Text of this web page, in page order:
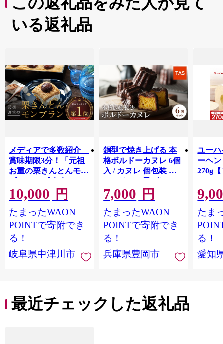
いる返礼品
メディアで多数紹介
賞味期限3分！「元祖
お重の栗きんとんモン
ブラン」 【未来のご
褒美】スイーツ 栗 モ
ンブラン くりきんと
ん デザート ご褒美 お
取り寄せ くり お菓子
10,000 円
たまったWAON
POINTで寄附でき
る！
岐阜県中津川市
銅型で焼き上げる 本
格ボルドーカヌレ 6個
入 / カヌレ 個包装 外
はカリッと香ばしい
中はもっちり ラム酒
バニラ お取り寄せ ス
イーツ 焼き菓子 詰め
合わせ ホワイトデー
お返し 冷凍 手作り 化
粧箱入り ギフト TAS
BAKE
7,000 円
たまったWAON
POINTで寄附でき
る！
兵庫県豊岡市
ユーハ
ーヘ
270g【
たま
る！
愛知
最近チェックした返礼品